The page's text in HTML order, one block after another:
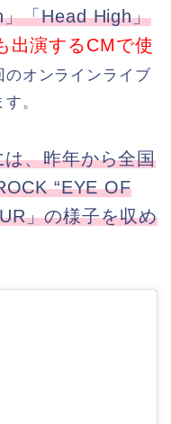
「Head High」
出演するCMで使
のオンラインライブ
。
、昨年から全国
“EYE OF
」の様子を収め